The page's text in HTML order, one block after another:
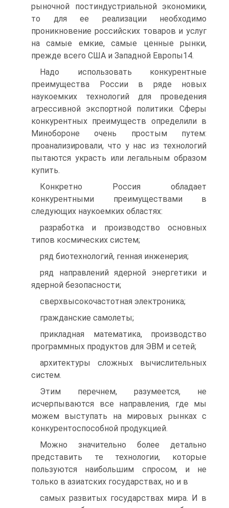
рыночной постиндустриальной экономики,
то для ее реализации необходимо
проникновение российских товаров и услуг
на самые емкие, самые ценные рынки,
прежде всего США и Западной Европы14.
Надо использовать конкурентные
преимущества России в ряде новых
наукоемких технологий для проведения
агрессивной экспортной политики. Сферы
конкурентных преимуществ определили в
Минобороне очень простым путем:
проанализировали, что у нас из технологий
пытаются украсть или легальным образом
купить.
Конкретно Россия обладает
конкурентными преимуществами в
следующих наукоемких областях:
разработка и производство основных
типов космических систем;
ряд биотехнологий, генная инженерия;
ряд направлений ядерной энергетики и
ядерной безопасности;
сверхвысокочастотная электроника;
гражданские самолеты;
прикладная математика, производство
программных продуктов для ЭВМ и сетей;
архитектуры сложных вычислительных
систем.
Этим перечнем, разумеется, не
исчерпываются все направления, где мы
можем выступать на мировых рынках с
конкурентоспособной продукцией.
Можно значительно более детально
представить те технологии, которые
пользуются наибольшим спросом, и не
только в азиатских государствах, но и в
самых развитых государствах мира. И в